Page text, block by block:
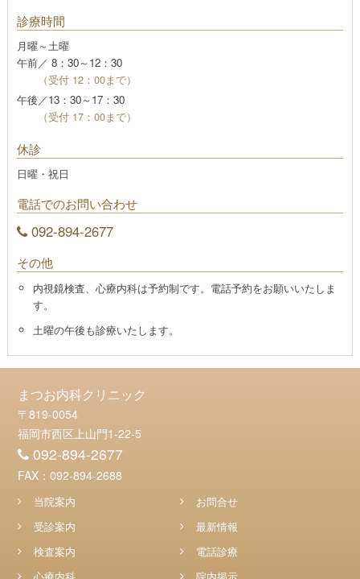
診療時間
月曜～土曜
午前／ 8：30～12：30
（受付 12：00まで）
午後／13：30～17：30
（受付 17：00まで）
休診
日曜・祝日
電話でのお問い合わせ
092-894-2677
その他
内視鏡検査、心療内科は予約制です。電話予約をお願いいたしま
す。
土曜の午後も診療いたします。
まつお内科クリニック
〒819-0054
福岡市西区上山門1-22-5
092-894-2677
FAX：092-894-2688
当院案内
受診案内
検査案内
お問合せ
最新情報
電話診療